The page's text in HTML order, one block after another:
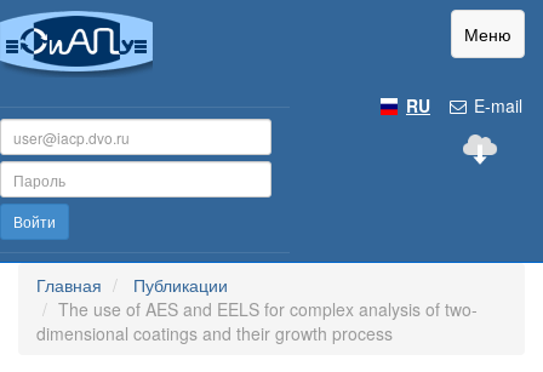
Меню
E-mail
RU
Войти
Главная
Публикации
The use of AES and EELS for complex analysis of two-
dimensional coatings and their growth process